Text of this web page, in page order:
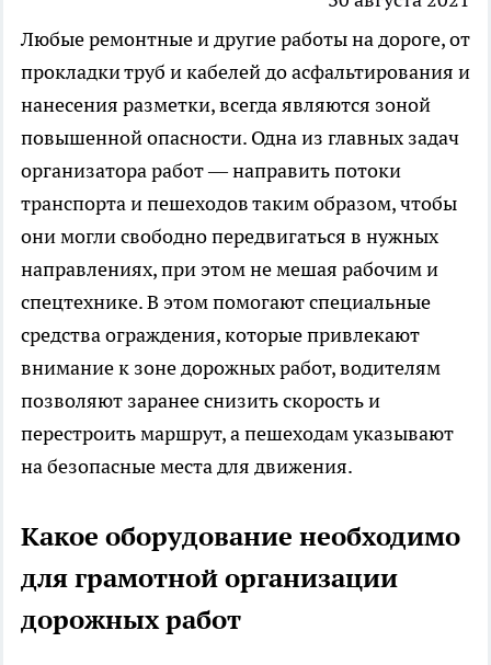
Любые ремонтные и другие работы на дороге, от
прокладки труб и кабелей до асфальтирования и
нанесения разметки, всегда являются зоной
повышенной опасности. Одна из главных задач
организатора работ — направить потоки
транспорта и пешеходов таким образом, чтобы
они могли свободно передвигаться в нужных
направлениях, при этом не мешая рабочим и
спецтехнике. В этом помогают специальные
средства ограждения, которые привлекают
внимание к зоне дорожных работ, водителям
позволяют заранее снизить скорость и
перестроить маршрут, а пешеходам указывают
на безопасные места для движения.
Какое оборудование необходимо
для грамотной организации
дорожных работ